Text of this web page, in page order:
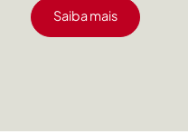
Saiba mais